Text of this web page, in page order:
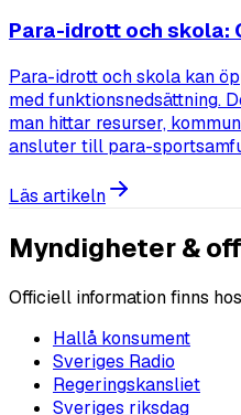
Para-idrott och skola:
Para-idrott och skola kan
med funktionsnedsättning.
man hittar resurser,
ansluter till para-
Läs artikeln
Myndigheter &
Officiell information finns
Hallå konsument
Sveriges Radio
Regeringskansliet
Sveriges riksdag